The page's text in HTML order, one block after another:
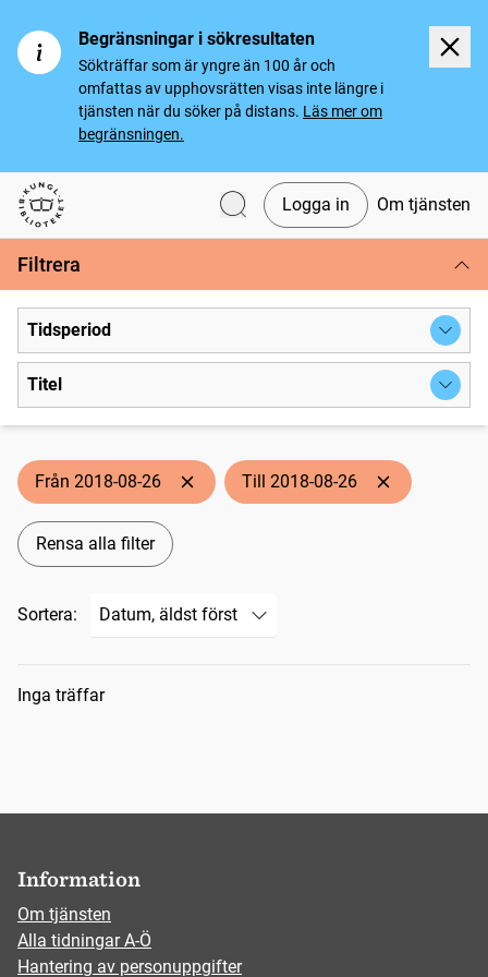
Begränsningar i sökresultaten
Sökträffar som är yngre än 100 år och
omfattas av upphovsrätten visas inte längre i
tjänsten när du söker på distans. Läs mer om
begränsningen.
Svenska tidningar
Logga in Om tjänsten
Filtrera
Tidsperiod
Titel
Från 2018-08-26 Till 2018-08-26
Rensa alla filter
Sortera:
Sökresultat
Inga träffar
Information
Om tjänsten
Alla tidningar A-Ö
Hantering av personuppgifter